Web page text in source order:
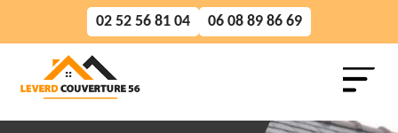
02 52 56 81 04 06 08 89 86 69